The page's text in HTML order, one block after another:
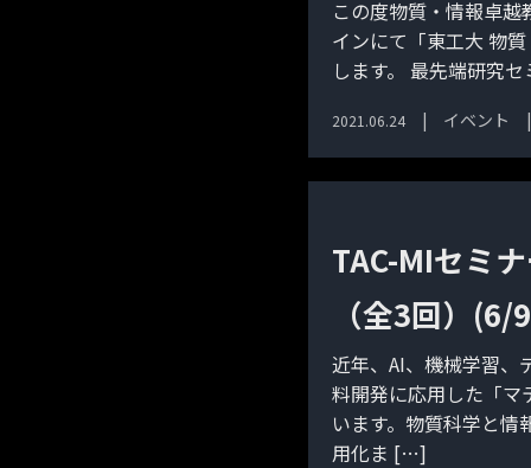
この度物質・情報卓
インにて「東工大 物
します。 最先端研究
2021.06.24 イベント
TAC-MIセミ
（全3回）
近年、AI、機械学習、
料開発に応用した「マ
います。物質科学と
用化ま […]